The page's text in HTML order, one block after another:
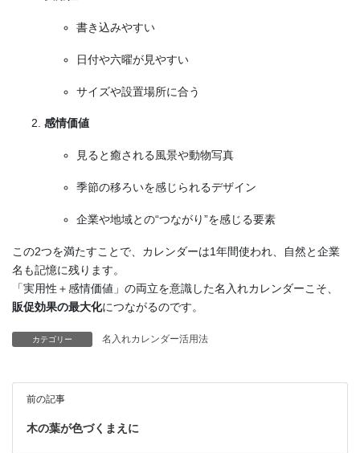
書き込みやすい
日付や六曜が見やすい
サイズや設置場所に合う
感情価値
見ると癒される風景や動物写真
季節の移ろいを感じられるデザイン
企業や地域との“つながり”を感じる要素
この2つを満たすことで、カレンダーは1年間使われ、自然と企業
名も記憶に残ります。
「実用性＋感情価値」の両立を意識した名入れカレンダーこそ、
販促効果の最大化につながるのです。
カテゴリー 名入れカレンダー活用法
前の記事
木の葉が色づくまえに